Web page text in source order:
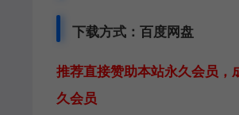
下载方式： 百度网盘
推荐直接赞助本站永久会员
久会员